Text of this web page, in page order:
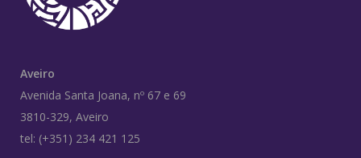
Aveiro
Avenida Santa Joana, nº 67 e 69
3810-329, Aveiro
tel: (+351) 234 421 125